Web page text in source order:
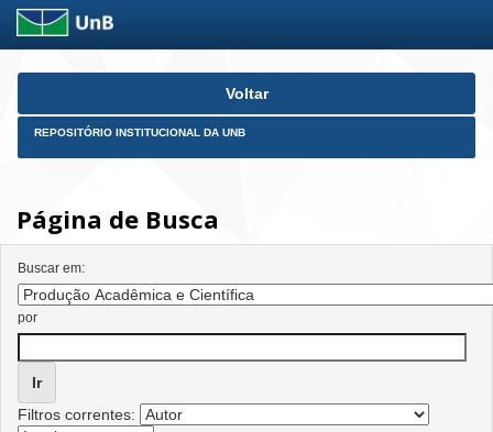
Skip
Voltar
REPOSITÓRIO INSTITUCIONAL DA UNB
Página de Busca
Buscar em:
por
Filtros correntes: